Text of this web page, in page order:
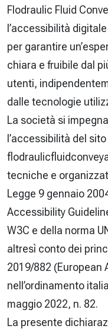
Flodraulic Fluid
l’accessibilità
per garantire
chiara e fruibile dal
utenti,
dalle tecnologie
La società si
l’accessibilità del
tecniche e
Legge 9 gennaio
Accessibility
W3C e della norma
altresì conto dei
2019/882
nell’ordinamento
maggio 2022, n. 82.
La presente